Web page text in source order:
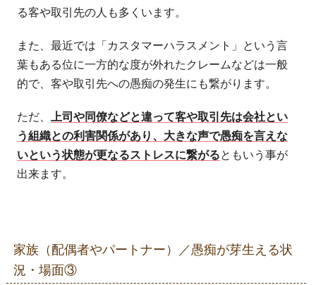
る客や取引先の人も多くいます。
また、最近では「カスタマーハラスメント」という言
葉もある位に一方的な度が外れたクレームなどは一般
的で、客や取引先への愚痴の発生にも繋がります。
ただ、
上司や同僚などと違って客や取引先は会社とい
う組織との利害関係があり、大きな声で愚痴を言えな
いという状態が更なるストレスに繋がるともいう事が
出来ます。
家族（配偶者やパートナー）／愚痴が芽生える状
況・場面③